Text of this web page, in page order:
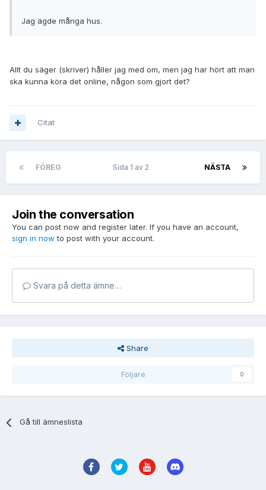
Jag ägde många hus.
Allt du säger (skriver) håller jag med om, men jag har hört att man
ska kunna köra det online, någon som gjort det?
Citat
FÖREG NÄSTA
Sida 1 av 2
Join the conversation
You can post now and register later. If you have an account,
sign in now to post with your account.
Svara på detta ämne…
Share
Följare 0
Gå till ämneslista